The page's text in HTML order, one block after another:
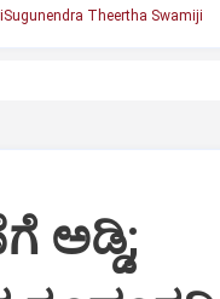
Theertha Swamiji
ಅಡ್ಡಿ;